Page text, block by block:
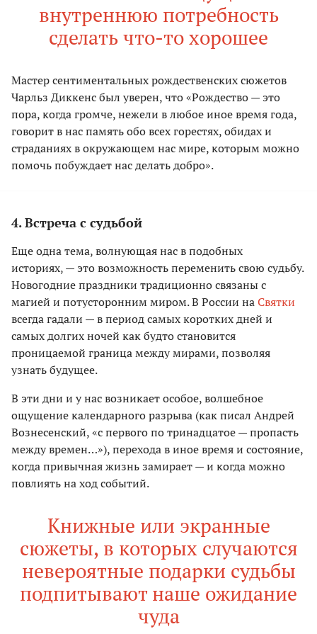
внутреннюю потребность
сделать что-то хорошее
Мастер сентиментальных рождественских сюжетов
Чарльз Диккенс был уверен, что «Рождество — это
пора, когда громче, нежели в любое иное время года,
говорит в нас память обо всех горестях, обидах и
страданиях в окружающем нас мире, которым можно
помочь побуждает нас делать добро».
4. Встреча с судьбой
Еще одна тема, волнующая нас в подобных
историях, — это возможность переменить свою судьбу.
Новогодние праздники традиционно связаны с
магией и потусторонним миром. В России наСвятки
всегда гадали — в период самых коротких дней и
самых долгих ночей как будто становится
проницаемой граница между мирами, позволяя
узнать будущее.
В эти дни и у нас возникает особое, волшебное
ощущение календарного разрыва (как писал Андрей
Вознесенский, «с первого по тринадцатое — пропасть
между времен…»), перехода в иное время и состояние,
когда привычная жизнь замирает — и когда можно
повлиять на ход событий.
Книжные или экранные
сюжеты, в которых случаются
невероятные подарки судьбы
подпитывают наше ожидание
чуда